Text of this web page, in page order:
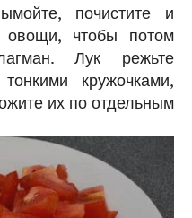
почистите и
овощи, чтобы потом
Лук режьте
кружочками,
их по отдельным